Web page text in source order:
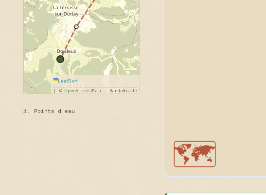
Leaflet
|
© OpenStreetMap · RandoGuide
4. Points d'eau
🗺️